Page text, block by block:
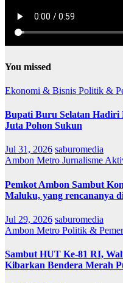
You missed
Ekonomi & Bisnis Politik &
Bupati Buru Selatan Hadiri
Juta Pohon Sukun
Jul 31, 2026 saburomedia
Ambon Metro Jurnalisme
Pemkot Ambon Sambut
Maluku, yang rencananya
Jul 29, 2026 saburomedia
Ambon Metro Politik &
Sambut HUT Ke-81 RI,
Kibarkan Bendera Merah